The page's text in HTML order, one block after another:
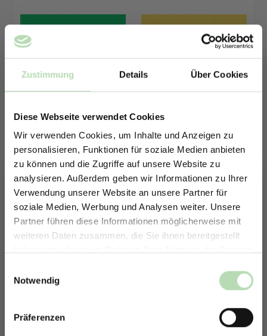
Zustimmung Details Über Cookies
Diese Webseite verwendet Cookies
Wir verwenden Cookies, um Inhalte und Anzeigen zu
personalisieren, Funktionen für soziale Medien anbieten
zu können und die Zugriffe auf unsere Website zu
analysieren. Außerdem geben wir Informationen zu Ihrer
Verwendung unserer Website an unsere Partner für
soziale Medien, Werbung und Analysen weiter. Unsere
Partner führen diese Informationen möglicherweise mit
weiteren Daten zusammen, die Sie ihnen bereitgestellt
Notwendig
Präferenzen
1743683756 1743678575
167204398 678191153
ERHALTE 5% RABATT AUF
DEINE RÜCKWÄNDE